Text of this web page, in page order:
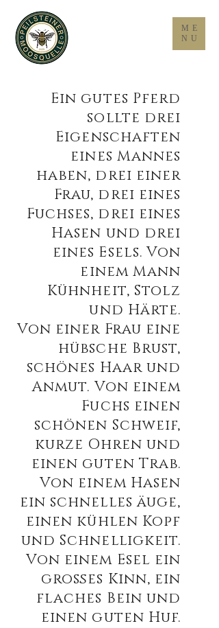
ME
NU
Ein gutes Pferd
sollte drei
Eigenschaften
eines Mannes
haben, drei einer
Frau, drei eines
Fuchses, drei eines
Hasen und drei
eines Esels. Von
einem Mann
Kühnheit, Stolz
und Härte.
Von einer Frau eine
hübsche Brust,
schönes Haar und
Anmut. Von einem
Fuchs einen
schönen Schweif,
kurze Ohren und
einen guten Trab.
Von einem Hasen
ein schnellesäuge,
einen kühlen Kopf
und Schnelligkeit.
Von einem Esel ein
großes Kinn, ein
flaches Bein und
einen guten Huf.